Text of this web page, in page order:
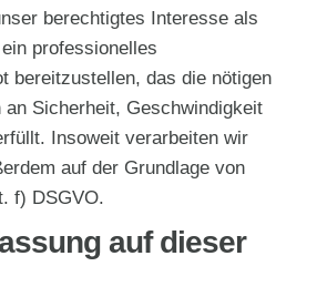
berechtigtes Interesse als
professionelles
bereitzustellen, das die nötigen
an Sicherheit, Geschwindigkeit
Insoweit verarbeiten wir
auf der Grundlage von
f) DSGVO.
auf dieser